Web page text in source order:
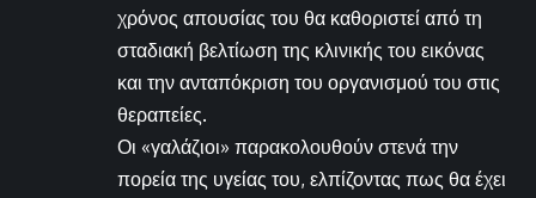
χρόνος απουσίας του θα καθοριστεί από τη
σταδιακή βελτίωση της κλινικής του εικόνας
και την ανταπόκριση του οργανισμού του στις
θεραπείες.
Οι «γαλάζιοι» παρακολουθούν στενά την
πορεία της υγείας του, ελπίζοντας πως θα έχει